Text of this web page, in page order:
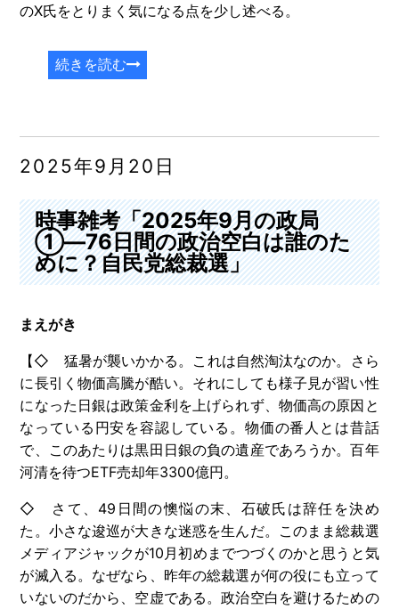
のX氏をとりまく気になる点を少し述べる。
続きを読む
2025年9月20日
時事雑考「2025年9月の政局
①―76日間の政治空白は誰のた
めに？自民党総裁選」
まえがき
【◇ 猛暑が襲いかかる。これは自然淘汰なのか。さら
に長引く物価高騰が酷い。それにしても様子見が習い性
になった日銀は政策金利を上げられず、物価高の原因と
なっている円安を容認している。物価の番人とは昔話
で、このあたりは黒田日銀の負の遺産であろうか。百年
河清を待つETF売却年3300億円。
◇ さて、49日間の懊悩の末、石破氏は辞任を決め
た。小さな逡巡が大きな迷惑を生んだ。このまま総裁選
メディアジャックが10月初めまでつづくのかと思うと気
が滅入る。なぜなら、昨年の総裁選が何の役にも立って
いないのだから、空虚である。政治空白を避けるための